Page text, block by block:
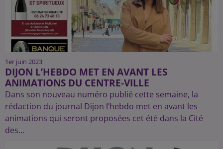
1er juin 2023
DIJON L’HEBDO MET EN AVANT LES
ANIMATIONS DU CENTRE-VILLE
Dans son nouveau numéro publié cette semaine, la
rédaction du journal Dijon l’hebdo met en avant les
animations qui seront proposées cet été dans la Cité
des...